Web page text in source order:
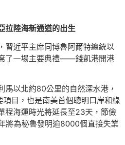
拉陸海新通道的出生
習近平主席同博魯阿爾特總統以
了一場主要典禮——錢凱港開港
馬以北約80公里的自然深水港，
項目，也是南美首個聰明口岸和綠
程海運時光將延長至23天，節儉
將為秘魯發明逾8000個直接失業